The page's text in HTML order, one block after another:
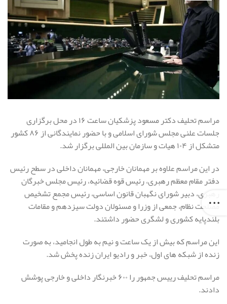
مراسم تحلیف دکتر مسعود پزشکیان ساعت ۱۶ در محل برگزاری
جلسات علنی مجلس شورای اسلامی و با حضور نمایندگانی از ۸۶ کشور
متشکل از ۱۰۴ هیات و سازمان بین المللی برگزار شد.
در این مراسم علاوه بر مهمانان خارجی، مهمانان داخلی در سطح رئیس
دفتر مقام معظم رهبری، رئیس قوه قضائیه، رئیس مجلس خبرگان
رهبری، دبیر شورای نگهبان قانون اساسی، رئیس مجمع تشخیص
مصلحت نظام، جمعی از وزرا و مسئولان دولت سیزدهم و مقامات
بلندپایه کشوری و لشگری حضور داشتند.
این مراسم که بیش از یک ساعت و نیم به طول انجامید، به صورت
زنده از شبکه های اول، خبر و رادیو ایران زنده پخش شد.
مراسم تحلیف رییس جمهور را ۶۰۰ خبرنگار داخلی و خارجی پوشش
دادند.